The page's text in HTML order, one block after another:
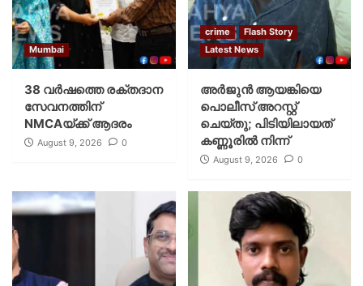
Mumbai
38 വർഷത്തെ രക്തദാന
സേവനത്തിന്
NMCAയ്ക്ക് ആദരം
August 9, 2026 0
crime
Flash Story
Latest News
അർജുൻ ആയങ്കിയെ
പൊലീസ് അറസ്റ്റ്
ചെയ്‌തു; പിടിയിലായത്
കണ്ണൂരിൽ നിന്ന്
August 9, 2026 0